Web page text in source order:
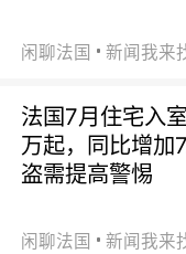
闲聊法国 新闻我来
法国7月住宅入
万起，同比增加
盗需提高警惕
闲聊法国 新闻我来